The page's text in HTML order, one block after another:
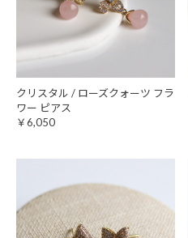
クリスタル / ローズクォーツ フラ
ワー ピアス
￥6,050